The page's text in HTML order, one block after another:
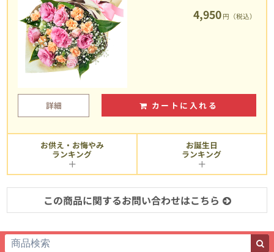
4,950 円（税込）
詳細 カートに入れる
お供え・お悔やみ
ランキング
お誕生日
ランキング
この商品に関するお問い合わせはこちら